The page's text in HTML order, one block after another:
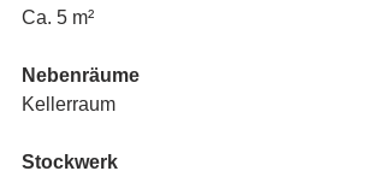
Ca. 5 m²
Nebenräume
Kellerraum
Stockwerk